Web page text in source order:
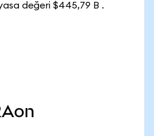
değeri $445,79 B .